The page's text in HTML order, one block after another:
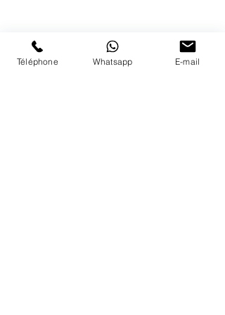
PAIEMENTS ACCEPTÉS
Téléphone Whatsapp E-mail